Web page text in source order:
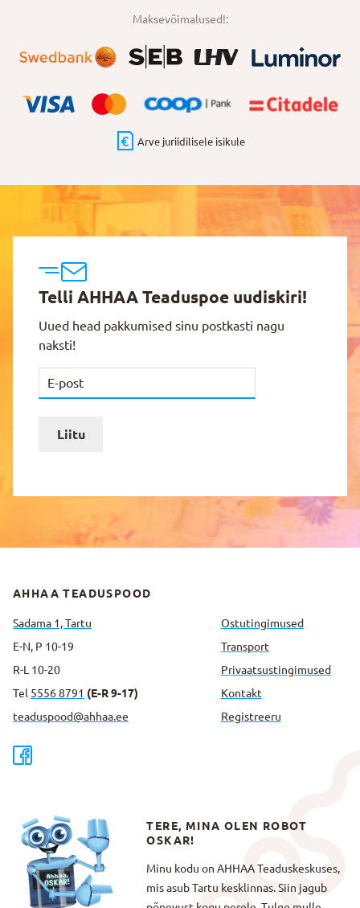
Maksevõimalused!:
Arve juriidilisele isikule
Telli AHHAA Teaduspoe uudiskiri!
Uued head pakkumised sinu postkasti nagu
naksti!
Liitu
AHHAA TEADUSPOOD
Sadama 1, Tartu
E-N, P 10-19
R-L 10-20
Tel 5556 8791 (E-R 9-17)
teaduspood@ahhaa.ee
Ostutingimused
Transport
Privaatsus­tingimused
Kontakt
Registreeru
TERE, MINA OLEN ROBOT
OSKAR!
Minu kodu on AHHAA Teaduskeskuses,
mis asub Tartu kesklinnas. Siin jagub